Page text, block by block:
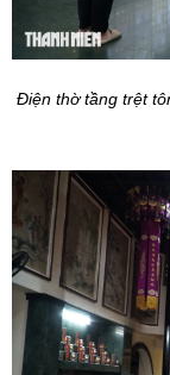
Điện thờ tầng trệt